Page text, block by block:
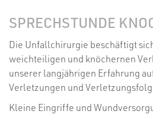
SPRECHSTUNDE
Die Unfallchirurgie beschäftigt
weichteiligen und knöchernen
unserer langjährigen Erfahrung
Verletzungen und
Kleine Eingriffe und